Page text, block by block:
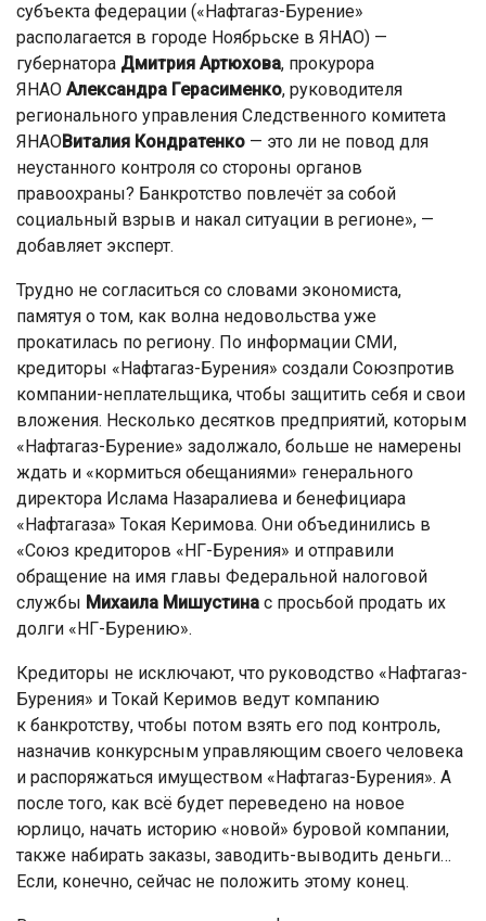
субъекта федерации («Нафтагаз-Бурение»
располагается в городе Ноябрьске в ЯНАО) —
губернатора Дмитрия Артюхова, прокурора
ЯНАО Александра Герасименко, руководителя
регионального управления Следственного комитета
ЯНАОВиталия Кондратенко — это ли не повод для
неустанного контроля со стороны органов
правоохраны? Банкротство повлечёт за собой
социальный взрыв и накал ситуации в регионе», —
добавляет эксперт.
Трудно не согласиться со словами экономиста,
памятуя о том, как волна недовольства уже
прокатилась по региону. По информации СМИ,
кредиторы «Нафтагаз-Бурения» создали Союзпротив
компании-неплательщика, чтобы защитить себя и свои
вложения. Несколько десятков предприятий, которым
«Нафтагаз-Бурение» задолжало, больше не намерены
ждать и «кормиться обещаниями» генерального
директора Ислама Назаралиева и бенефициара
«Нафтагаза» Токая Керимова. Они объединились в
«Союз кредиторов «НГ-Бурения» и отправили
обращение на имя главы Федеральной налоговой
службы Михаила Мишустина с просьбой продать их
долги «НГ-Бурению».
Кредиторы не исключают, что руководство «Нафтагаз-
Бурения» и Токай Керимов ведут компанию
к банкротству, чтобы потом взять его под контроль,
назначив конкурсным управляющим своего человека
и распоряжаться имуществом «Нафтагаз-Бурения». А
после того, как всё будет переведено на новое
юрлицо, начать историю «новой» буровой компании,
также набирать заказы, заводить-выводить деньги…
Если, конечно, сейчас не положить этому конец.